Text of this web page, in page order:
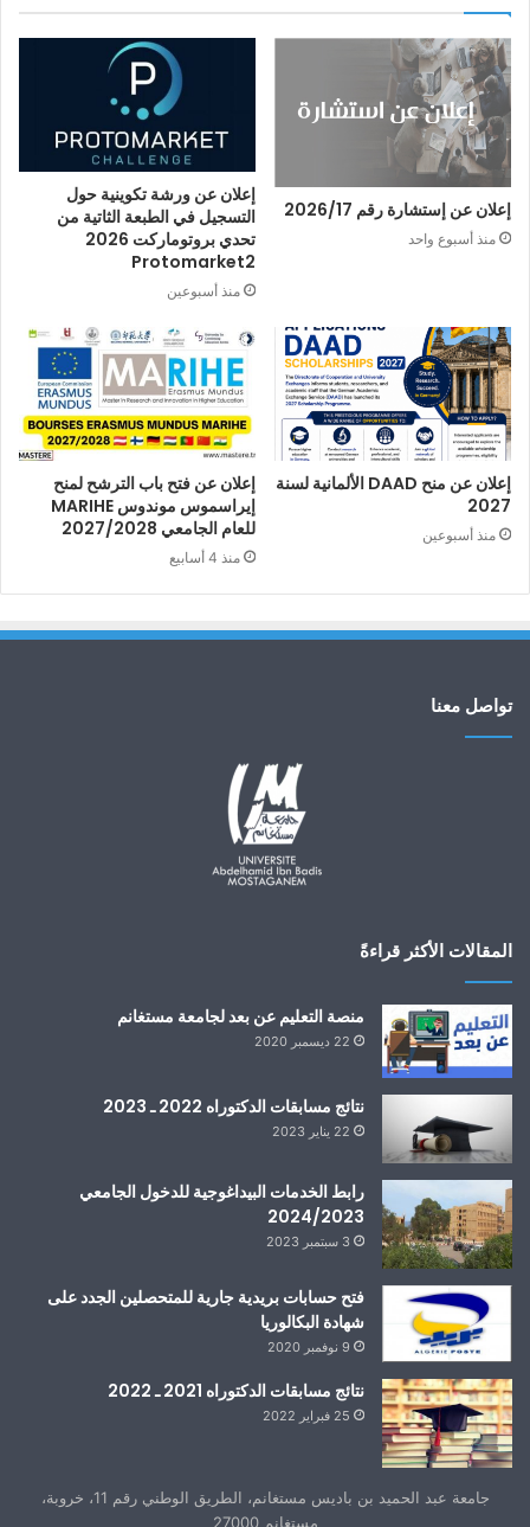
إعلان عن إستشارة رقم 2026/17
منذ أسبوع واحد
إعلان عن ورشة تكوينية حول
التسجيل في الطبعة الثاتية من
تحدي بروتوماركت 2026
Protomarket2
منذ أسبوعين
إعلان عن منح DAAD الألمانية لسنة
2027
منذ أسبوعين
إعلان عن فتح باب الترشح لمنح
إيراسموس موندوس MARIHE
للعام الجامعي 2027/2028
منذ 4 أسابيع
تواصل معنا
المقالات الأكثر قراءةً
منصة التعليم عن بعد لجامعة مستغانم
22 ديسمبر 2020
نتائج مسابقات الدكتوراه 2022 ـ 2023
22 يناير 2023
رابط الخدمات البيداغوجية للدخول الجامعي
2024/2023
3 سبتمبر 2023
فتح حسابات بريدية جارية للمتحصلين الجدد على
شهادة البكالوريا
9 نوفمبر 2020
نتائج مسابقات الدكتوراه 2021 ـ 2022
25 فبراير 2022
جامعة عبد الحميد بن باديس مستغانم، الطريق الوطني رقم 11، خروبة،
مستغانم 27000